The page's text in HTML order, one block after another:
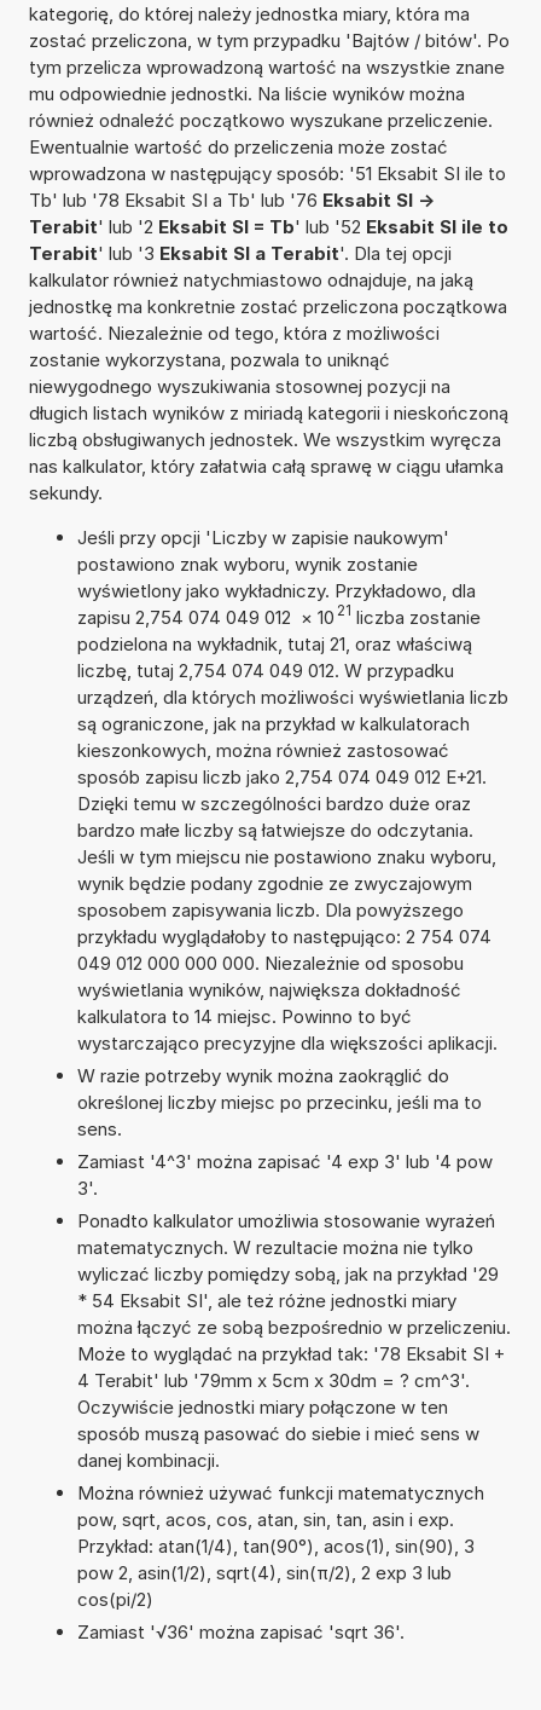
kategorię, do której należy jednostka miary, która ma
zostać przeliczona, w tym przypadku 'Bajtów / bitów'. Po
tym przelicza wprowadzoną wartość na wszystkie znane
mu odpowiednie jednostki. Na liście wyników można
również odnaleźć początkowo wyszukane przeliczenie.
Ewentualnie wartość do przeliczenia może zostać
wprowadzona w następujący sposób: '51 Eksabit SI ile to
Tb' lub '78 Eksabit SI a Tb' lub '76 Eksabit SI ->
Terabit' lub '2 Eksabit SI = Tb' lub '52 Eksabit SI ile to
Terabit' lub '3 Eksabit SI a Terabit'. Dla tej opcji
kalkulator również natychmiastowo odnajduje, na jaką
jednostkę ma konkretnie zostać przeliczona początkowa
wartość. Niezależnie od tego, która z możliwości
zostanie wykorzystana, pozwala to uniknąć
niewygodnego wyszukiwania stosownej pozycji na
długich listach wyników z miriadą kategorii i nieskończoną
liczbą obsługiwanych jednostek. We wszystkim wyręcza
nas kalkulator, który załatwia całą sprawę w ciągu ułamka
sekundy.
Jeśli przy opcji 'Liczby w zapisie naukowym'
postawiono znak wyboru, wynik zostanie
wyświetlony jako wykładniczy. Przykładowo, dla
zapisu 2,754 074 049 012 × 10 21 liczba zostanie
podzielona na wykładnik, tutaj 21, oraz właściwą
liczbę, tutaj 2,754 074 049 012. W przypadku
urządzeń, dla których możliwości wyświetlania liczb
są ograniczone, jak na przykład w kalkulatorach
kieszonkowych, można również zastosować
sposób zapisu liczb jako 2,754 074 049 012 E+21.
Dzięki temu w szczególności bardzo duże oraz
bardzo małe liczby są łatwiejsze do odczytania.
Jeśli w tym miejscu nie postawiono znaku wyboru,
wynik będzie podany zgodnie ze zwyczajowym
sposobem zapisywania liczb. Dla powyższego
przykładu wyglądałoby to następująco: 2 754 074
049 012 000 000 000. Niezależnie od sposobu
wyświetlania wyników, największa dokładność
kalkulatora to 14 miejsc. Powinno to być
wystarczająco precyzyjne dla większości aplikacji.
W razie potrzeby wynik można zaokrąglić do
określonej liczby miejsc po przecinku, jeśli ma to
sens.
Zamiast '4^3' można zapisać '4 exp 3' lub '4 pow
3'.
Ponadto kalkulator umożliwia stosowanie wyrażeń
matematycznych. W rezultacie można nie tylko
wyliczać liczby pomiędzy sobą, jak na przykład '29
* 54 Eksabit SI', ale też różne jednostki miary
można łączyć ze sobą bezpośrednio w przeliczeniu.
Może to wyglądać na przykład tak: '78 Eksabit SI +
4 Terabit' lub '79mm x 5cm x 30dm = ? cm^3'.
Oczywiście jednostki miary połączone w ten
sposób muszą pasować do siebie i mieć sens w
danej kombinacji.
Można również używać funkcji matematycznych
pow, sqrt, acos, cos, atan, sin, tan, asin i exp.
Przykład: atan(1/4), tan(90°), acos(1), sin(90), 3
pow 2, asin(1/2), sqrt(4), sin(π/2), 2 exp 3 lub
cos(pi/2)
Zamiast '√36' można zapisać 'sqrt 36'.